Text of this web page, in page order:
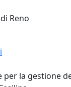
Reno
per la gestione